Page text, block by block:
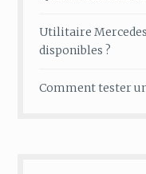
Utilitaire
disponibles ?
Comment tester